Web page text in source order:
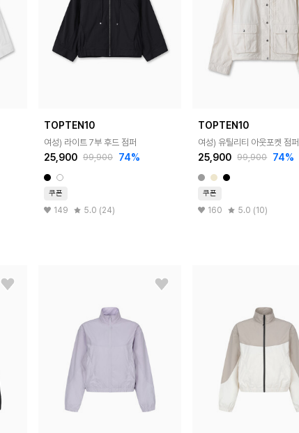
TOPTEN10
여성) 라이트 7부 후드 점퍼
25,900 99,900 74%
쿠폰
149 5.0 (24)
TOPTEN10
여성) 유틸리티 아웃포켓 점퍼
25,900 99,900 74%
쿠폰
160 5.0 (10)